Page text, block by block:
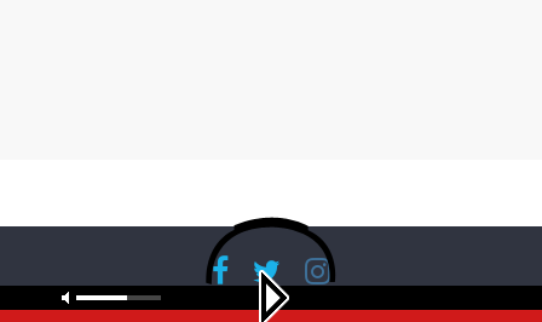
Copyright © 2026RadioBanglaNet. All rights reserved.